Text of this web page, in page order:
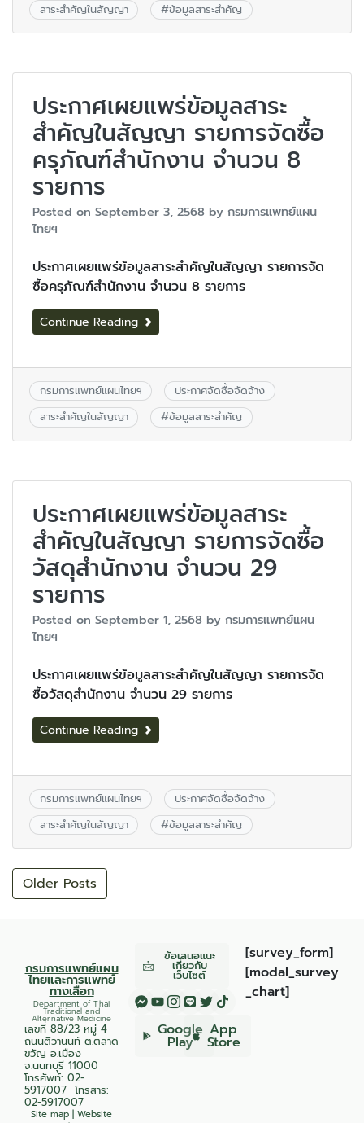
สาระสำคัญในสัญญา
#ข้อมูลสาระสำคัญ
ประกาศเผยแพร่ข้อมูลสาระ
สำคัญในสัญญา รายการจัดซื้อ
ครุภัณฑ์สำนักงาน จำนวน 8
รายการ
Posted on September 3, 2568 by กรมการแพทย์แผน
ไทยฯ
ประกาศเผยแพร่ข้อมูลสาระสำคัญในสัญญา รายการจัด
ซื้อครุภัณฑ์สำนักงาน จำนวน 8 รายการ
Continue Reading
กรมการแพทย์แผนไทยฯ
ประกาศจัดซื้อจัดจ้าง
สาระสำคัญในสัญญา
#ข้อมูลสาระสำคัญ
ประกาศเผยแพร่ข้อมูลสาระ
สำคัญในสัญญา รายการจัดซื้อ
วัสดุสำนักงาน จำนวน 29
รายการ
Posted on September 1, 2568 by กรมการแพทย์แผน
ไทยฯ
ประกาศเผยแพร่ข้อมูลสาระสำคัญในสัญญา รายการจัด
ซื้อวัสดุสำนักงาน จำนวน 29 รายการ
Continue Reading
กรมการแพทย์แผนไทยฯ
ประกาศจัดซื้อจัดจ้าง
สาระสำคัญในสัญญา
#ข้อมูลสาระสำคัญ
Older Posts
กรมการแพทย์แผน
ไทยและการแพทย์
ทางเลือก
Department of Thai
Traditional and
Alternative Medicine
เลขที่ 88/23 หมู่ 4
ถนนติวานนท์ ต.ตลาด
ขวัญ อ.เมือง
จ.นนทบุรี 11000
โทรศัพท์: 02-
5917007 โทรสาร:
02-5917007
Site map | Website
ข้อเสนอแนะ
เกี่ยวกับ
เว็บไซต์
Google
Play
App
Store
[survey_form]
[modal_survey
_chart]